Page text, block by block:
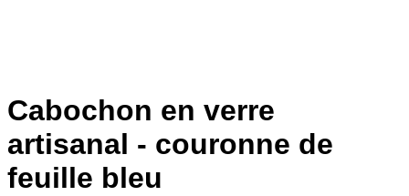
Cabochon en verre
artisanal - couronne de
feuille bleu